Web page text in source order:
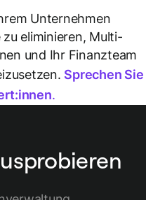
Unternehmen
eliminieren, Multi-
und Ihr Finanzteam
Sprechen Sie
.